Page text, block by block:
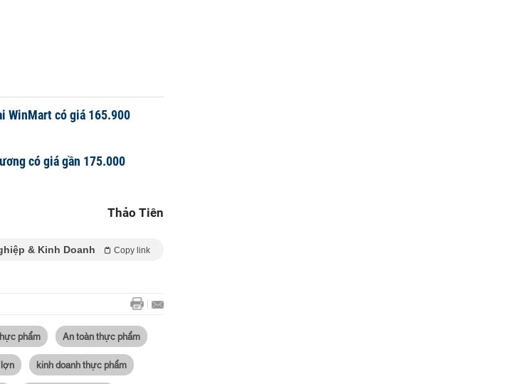
WinMart có giá 165.900
có giá gần 175.000
Thảo Tiên
& Kinh Doanh Copy link
phẩm An toàn thực phẩm
kinh doanh thực phẩm